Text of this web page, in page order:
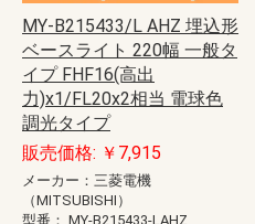
MY-B215433/L AHZ 埋込形
ベースライト 220幅 一般タ
イプ FHF16(高出
力)x1/FL20x2相当 電球色
調光タイプ
販売価格: ￥7,915
メーカー：三菱電機
（MITSUBISHI）
型番： MY-B215433-LAHZ